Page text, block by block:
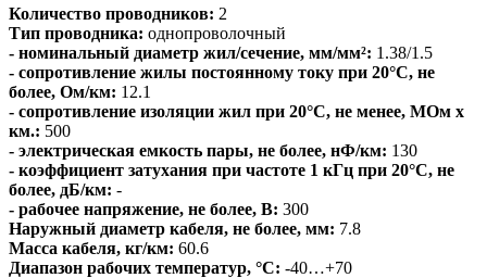
Количество проводников: 2
Тип проводника: однопроволочный
- номинальный диаметр жил/сечение, мм/мм²: 1.38/1.5
- сопротивление жилы постоянному току при 20°С, не
более, Ом/км: 12.1
- сопротивление изоляции жил при 20°C, не менее, МОм х
км.: 500
- электрическая емкость пары, не более, нФ/км: 130
- коэффициент затухания при частоте 1 кГц при 20°С, не
более, дБ/км: -
- рабочее напряжение, не более, В: 300
Наружный диаметр кабеля, не более, мм: 7.8
Масса кабеля, кг/км: 60.6
Диапазон рабочих температур, °С: -40…+70